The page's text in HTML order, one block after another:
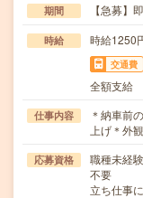
期間 【急募】
時給 時給1250
交通費
全額支給
仕事内容
＊納車前
上げ＊外
応募資格
職種未経
不要
立ち仕事